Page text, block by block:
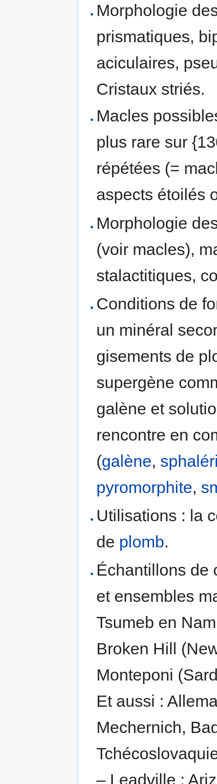
Morphologie
prismatiques,
aciculaires,
Cristaux striés.
Macles
plus rare sur
répétées (=
aspects étoilés
Morphologie
(voir macles),
stalactitiques,
Conditions de
un minéral
gisements de
supergène
galène et
rencontre en
(galène,
pyromorphite,
Utilisations : la
de plomb.
Échantillons de
et ensembles
Tsumeb en
Broken Hill
Monteponi
Et aussi :
Mechernich,
– Leadville ;